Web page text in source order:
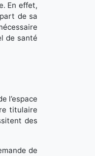
En effet,
de sa
de santé
l’espace
titulaire
des
de